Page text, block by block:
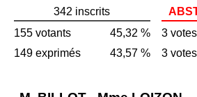
342 inscrits
155 votants
45,32 %
149 exprimés
43,57 %
3
3